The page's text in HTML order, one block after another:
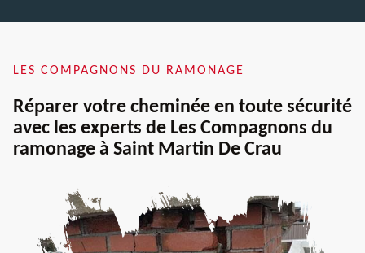
LES COMPAGNONS DU RAMONAGE
Réparer votre cheminée en toute sécurité
avec les experts de Les Compagnons du
ramonage à Saint Martin De Crau